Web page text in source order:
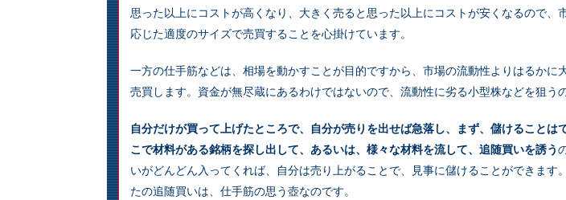
思った以上にコストが高くなり、大きく売ると思った以上にコストが安くなるので、
応じた適度のサイズで売買することを心掛けています。
一方の仕手筋などは、相場を動かすことが目的ですから、市場の流動性よりはるかに
売買します。資金が無尽蔵にあるわけではないので、流動性に劣る小型株などを狙うの
自分だけが買って上げたところで、自分が売りを出せば急落し、まず、儲けることは
こで材料がある銘柄を探し出して、あるいは、様々な材料を流して、追随買いを誘う
いがどんどん入ってくれば、自分は売り上がることで、見事に儲けることができます
たの追随買いは、仕手筋の思う壺なのです。